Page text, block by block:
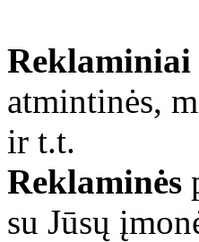
Reklaminiai
atmintinės,
ir t.t.
Reklaminės
su Jūsų